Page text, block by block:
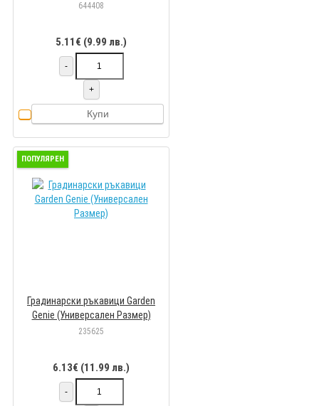
644408
5.11€ (9.99 лв.)
-
+
Купи
ПОПУЛЯРЕН
Градинарски ръкавици Garden
Genie (Универсален Размер)
235625
6.13€ (11.99 лв.)
-